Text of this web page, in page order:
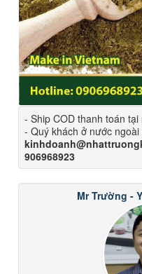
- Ship COD thanh toán
- Quý khách ở nước
906968923
Mr Trường -